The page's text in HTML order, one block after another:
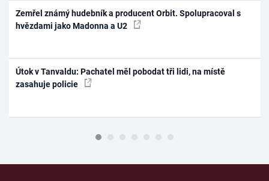
Zemřel známý hudebník a producent Orbit. Spolupracoval s
hvězdami jako Madonna a U2
Útok v Tanvaldu: Pachatel měl pobodat tři lidi, na místě
zasahuje policie